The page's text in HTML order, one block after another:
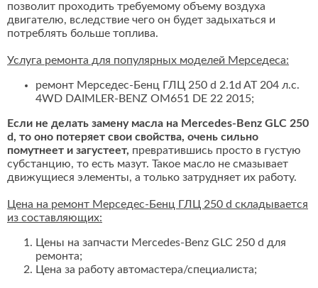
позволит проходить требуемому объему воздуха
двигателю, вследствие чего он будет задыхаться и
потреблять больше топлива.
Услуга ремонта для популярных моделей Мерседеса:
ремонт Мерседес-Бенц ГЛЦ 250 d 2.1d AT 204 л.с.
4WD DAIMLER-BENZ OM651 DE 22 2015;
Если не делать замену масла на Mercedes-Benz GLC 250
d, то оно потеряет свои свойства, очень сильно
помутнеет и загустеет, превратившись просто в густую
субстанцию, то есть мазут. Такое масло не смазывает
движущиеся элементы, а только затрудняет их работу.
Цена на ремонт Мерседес-Бенц ГЛЦ 250 d складывается
из составляющих:
Цены на запчасти Mercedes-Benz GLC 250 d для
ремонта;
Цена за работу автомастера/специалиста;